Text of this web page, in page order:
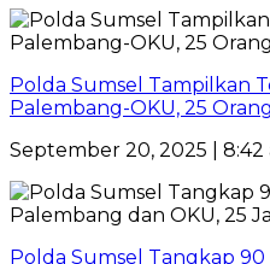
Polda Sumsel Tampilkan
Palembang-OKU, 25
September 20, 2025 | 8:42
Polda Sumsel Tangkap